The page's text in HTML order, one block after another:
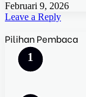
Februari 9, 2026
Leave a Reply
Pilihan Pembaca